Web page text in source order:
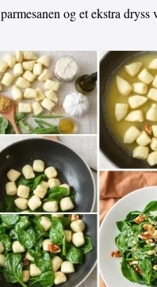
parmesanen og et ekstra dryss